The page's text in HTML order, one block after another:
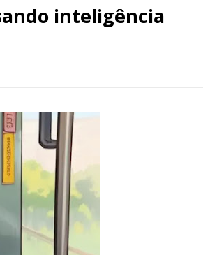
inteligência